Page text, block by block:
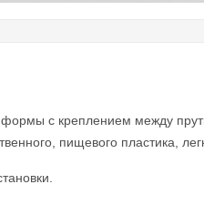
с креплением между
пищевого пластика,